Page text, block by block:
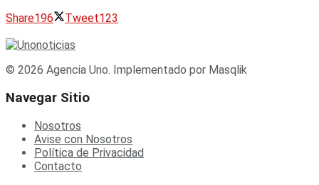
Share196 Tweet123
© 2026 Agencia Uno. Implementado por Masqlik
Navegar Sitio
Nosotros
Avise con Nosotros
Política de Privacidad
Contacto